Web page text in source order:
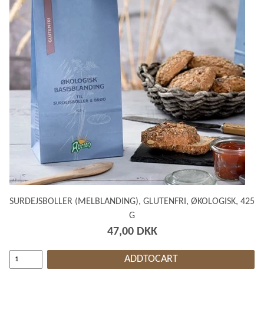
SURDEJSBOLLER (MELBLANDING), GLUTENFRI, ØKOLOGISK, 425
G
47,00 DKK
ADDTOCART